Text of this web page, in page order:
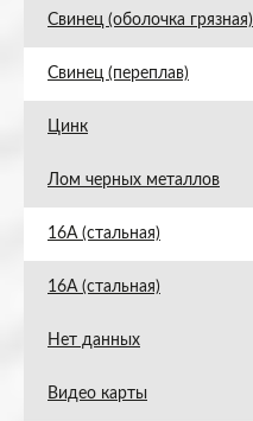
Свинец (оболочка грязная)
Свинец (переплав)
Цинк
Лом черных металлов
16А (стальная)
16А (стальная)
Нет данных
Видео карты